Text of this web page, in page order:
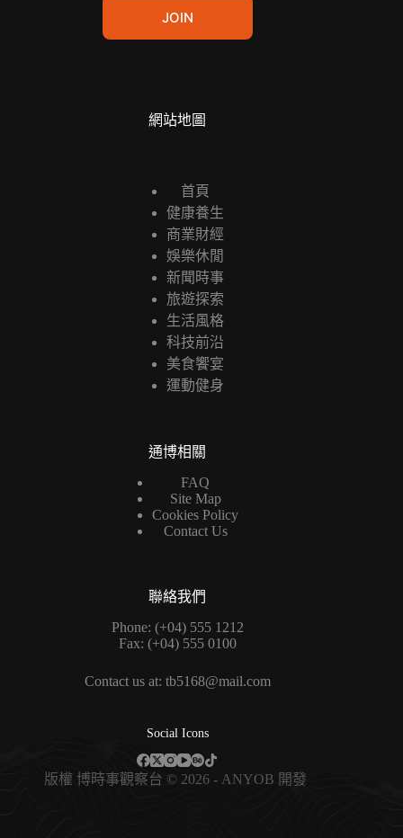
l
JOIN
網站地圖
首頁
健康養生
商業財經
娛樂休閒
新聞時事
旅遊探索
生活風格
科技前沿
美食饗宴
運動健身
通博相關
FAQ
Site Map
Cookies Policy
Contact Us
聯絡我們
Phone: (+04) 555 1212
Fax: (+04) 555 0100
Contact us at: tb5168@mail.com
Social Icons
版權博時事觀察台 © 2026 - ANYOB 開發